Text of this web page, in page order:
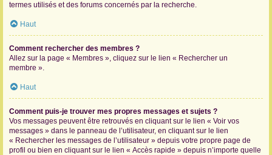
termes utilisés et des forums concernés par la recherche.
Haut
Comment rechercher des membres ?
Allez sur la page « Membres », cliquez sur le lien « Rechercher un
membre ».
Haut
Comment puis-je trouver mes propres messages et sujets ?
Vos messages peuvent être retrouvés en cliquant sur le lien « Voir vos
messages » dans le panneau de l’utilisateur, en cliquant sur le lien
« Rechercher les messages de l’utilisateur » depuis votre propre page de
profil ou bien en cliquant sur le lien « Accès rapide » depuis n’importe quelle